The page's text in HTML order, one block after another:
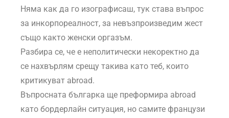
Няма как да го изографисаш, тук става въпрос
за инкорпореалност, за невъзпроизведим жест
също както женски оргазъм.
Разбира се, че е неполитически некоректно да
се нахвърлям срещу такива като теб, които
критикуват abroad.
Въпросната българка ще преформира abroad
като бордерлайн ситуация, но самите французи